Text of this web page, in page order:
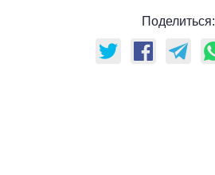
Поделиться: